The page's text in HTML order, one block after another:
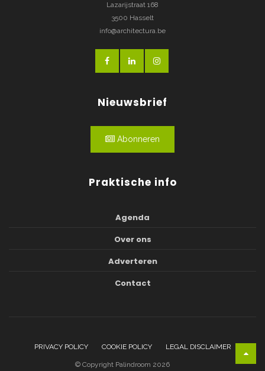
Lazarijstraat 168
3500 Hasselt
info@architectura.be
Nieuwsbrief
Abonneren
Praktische info
Agenda
Over ons
Adverteren
Contact
PRIVACY POLICY COOKIE POLICY LEGAL DISCLAIMER
© Copyright Palindroom 2026